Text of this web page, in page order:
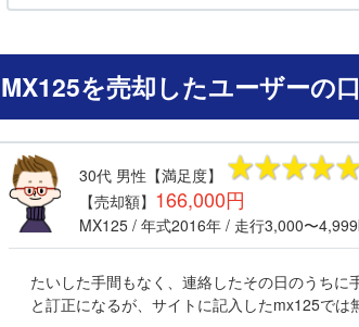
MX125を売却したユーザーの
30代 男性 【満足度】
【売却額】 166,000円
MX125 / 年式2016年 / 走行3,000〜
たいした手間もなく、連絡したその日のうち
と訂正になるが、サイトに記入したmx125では